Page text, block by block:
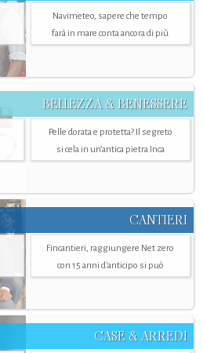
Navimeteo, sapere che tempo
farà in mare conta ancora di più
BELLEZZA & BENESSERE
Pelle dorata e protetta? Il segreto
si cela in un’antica pietra Inca
CANTIERI
Fincantieri, raggiungere Net zero
con 15 anni d'anticipo si può
CASE & ARREDI